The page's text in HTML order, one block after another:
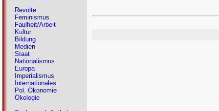
Revolte
Feminismus
Faulheit/Arbeit
Kultur
Bildung
Medien
Staat
Nationalismus
Europa
Imperialismus
Internationales
Pol. Ökonomie
Ökologie